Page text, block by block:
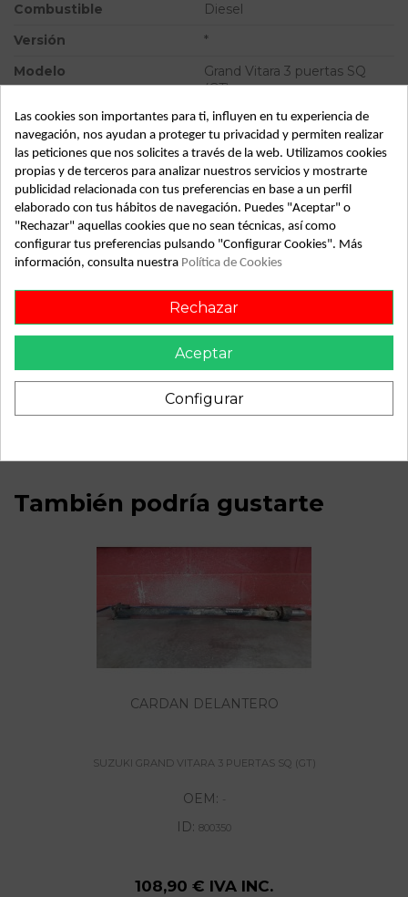
Combustible
Diesel
Versión
*
Modelo
Grand Vitara 3 puertas SQ
(GT)
Tipo vehículo
Turismo
Almacén
49349
SubAlmacén
383
SubSubAlmacén
100029812
ID: 812954
Descripción
Recambio de maneta exterior delantera izquierda para
suzuki grand vitara 3 puertas sq (gt) referencia OEM IAM
También podría gustarte
CARDAN DELANTERO
SUZUKI GRAND VITARA 3 PUERTAS SQ (GT)
OEM: -
ID: 800350
108,90 € IVA INC.
Las cookies son importantes para ti, influyen en tu experiencia de
navegación, nos ayudan a proteger tu privacidad y permiten realizar
las peticiones que nos solicites a través de la web. Utilizamos cookies
propias y de terceros para analizar nuestros servicios y mostrarte
publicidad relacionada con tus preferencias en base a un perfil
elaborado con tus hábitos de navegación. Puedes "Aceptar" o
"Rechazar" aquellas cookies que no sean técnicas, así como
configurar tus preferencias pulsando "Configurar Cookies". Más
información, consulta nuestra Política de Cookies
Rechazar
Aceptar
Configurar